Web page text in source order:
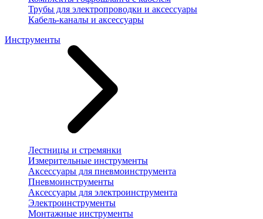
Трубы для электропроводки и аксессуары
Кабель-каналы и аксессуары
Инструменты
Лестницы и стремянки
Измерительные инструменты
Аксессуары для пневмоинструмента
Пневмоинструменты
Аксессуары для электроинструмента
Электроинструменты
Монтажные инструменты